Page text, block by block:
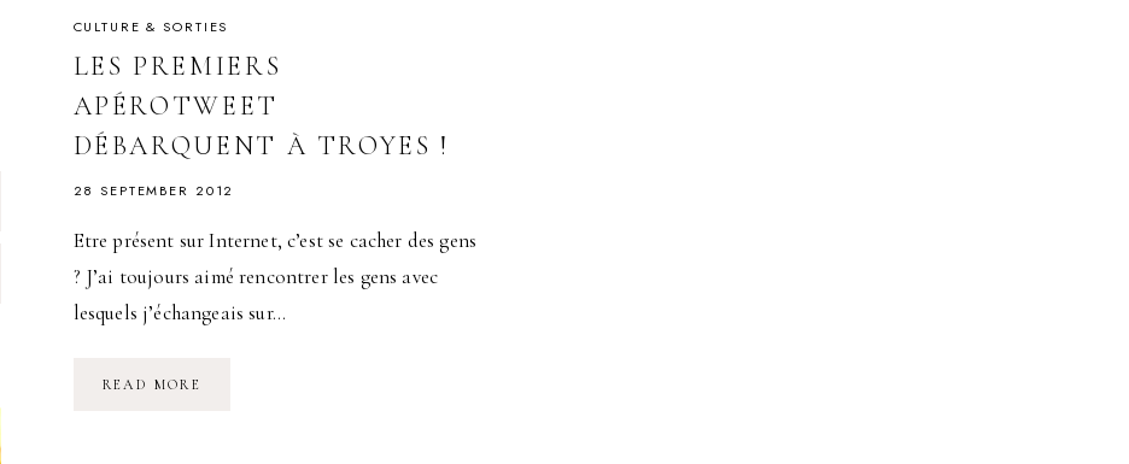
CULTURE & SORTIES
LES PREMIERS
APÉROTWEET
DÉBARQUENT À TROYES !
28 SEPTEMBER 2012
Etre présent sur Internet, c’est se cacher des gens
? J’ai toujours aimé rencontrer les gens avec
lesquels j’échangeais sur…
READ MORE